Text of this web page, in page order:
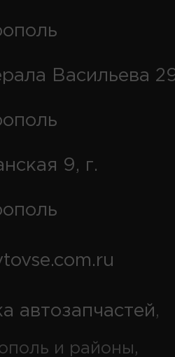
Васильева
9, г.
автозапчастей,
и районы,